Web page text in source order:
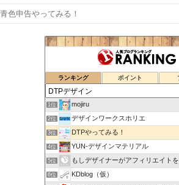
青色申告やってみる！
ランキング ポイント
1位 mojiru
2位 デザインワークスホリエ
3位 DTPやってみる！
4位 YUN-デザインマテリアル
5位 もしデザイナーがアフィリエイト
6位 KDblog（仮）